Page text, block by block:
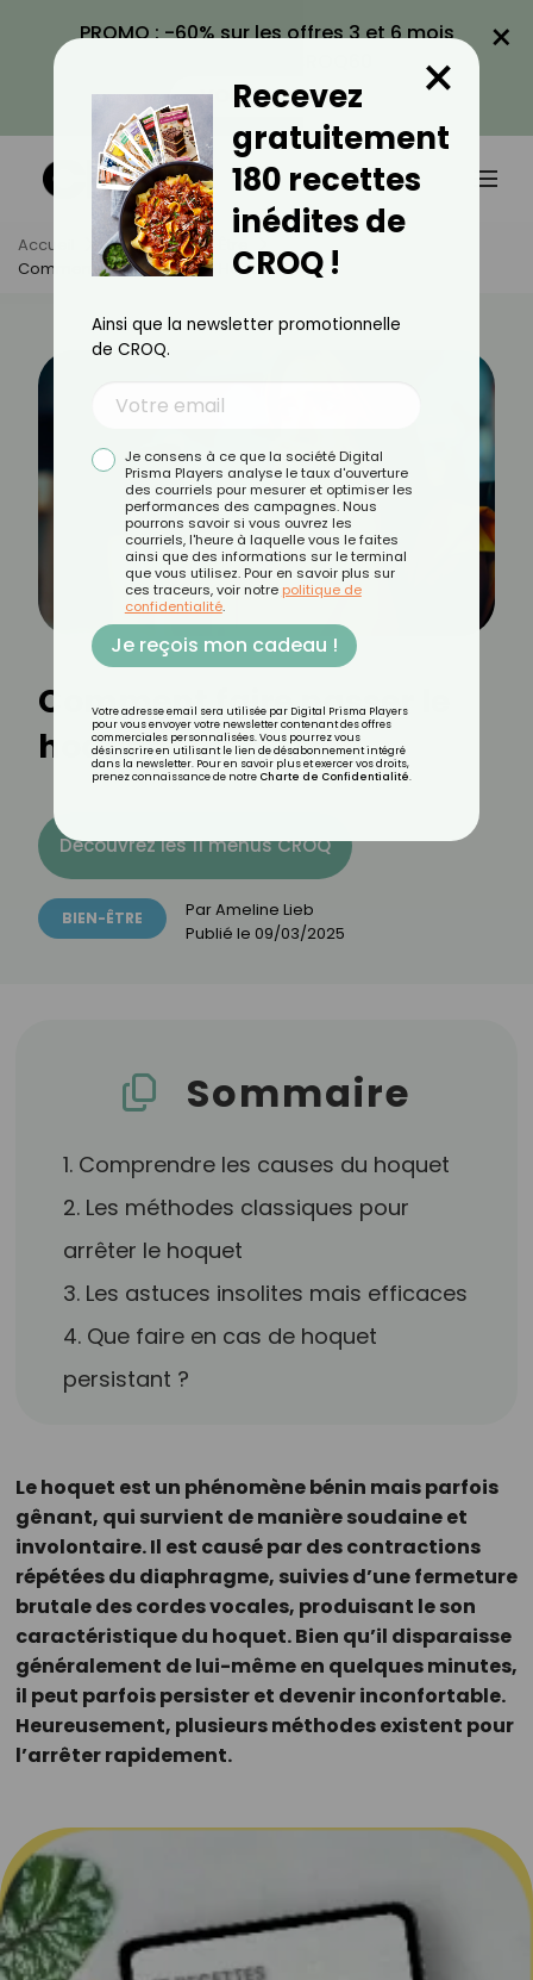
PROMO : -60% sur les offres 3 et 6 mois
VOIR LA PROMO
×
Accueil Actus
Bien-Être
Comment Faire Passer Le Hoquet ?
Comment faire passer le
hoquet ?
Découvrez les 11 menus CROQ
BIEN-ÊTRE ParAmeline Lieb
Publié le 09/03/2025
Sommaire
1. Comprendre les causes du hoquet
2. Les méthodes classiques pour
arrêter le hoquet
3. Les astuces insolites mais efficaces
4. Que faire en cas de hoquet
persistant ?
Le hoquet est un phénomène bénin mais parfois
gênant, qui survient de manière soudaine et
involontaire. Il est causé par des contractions
répétées du diaphragme, suivies d’une fermeture
brutale des cordes vocales, produisant le son
caractéristique du hoquet. Bien qu’il disparaisse
généralement de lui-même en quelques minutes,
il peut parfois persister et devenir inconfortable.
Heureusement, plusieurs méthodes existent pour
l’arrêter rapidement.
Recevez
gratuitement
180 recettes
inédites de
CROQ !
×
Ainsi que la newsletter promotionnelle
de CROQ.
Je consens à ce que la société Digital
Prisma Players analyse le taux d'ouverture
des courriels pour mesurer et optimiser les
performances des campagnes. Nous
pourrons savoir si vous ouvrez les
courriels, l'heure à laquelle vous le faites
ainsi que des informations sur le terminal
que vous utilisez. Pour en savoir plus sur
ces traceurs, voir notre politique de
confidentialité.
Je reçois mon cadeau !
Votre adresse email sera utilisée par Digital Prisma Players
pour vous envoyer votre newsletter contenant des offres
commerciales personnalisées. Vous pourrez vous
désinscrire en utilisant le lien de désabonnement intégré
dans la newsletter. Pour en savoir plus et exercer vos droits,
prenez connaissance de notre Charte de Confidentialité.